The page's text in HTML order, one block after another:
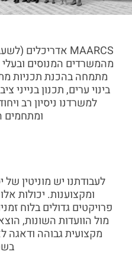
MAARCS אדריכלים
מהמשרדים המנוסים
מתמחה בהכנת תכניות
בינוי ערים, תכנון בנייני
למשרדנו ניסיון רב
ומתחמים
לעבודתנו יש מוניטין
ומקצוענות. יכולות
פרויקטים גדולים בלוח
מול הוועדות השונות,
מקצועית גבוהה ודאגה